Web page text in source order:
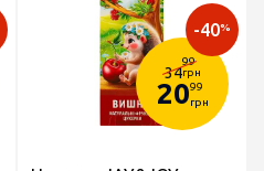
34
99
грн
2099
грн
-40%